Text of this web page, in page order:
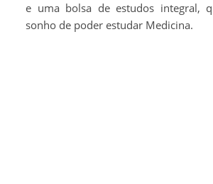
e uma bolsa de estudos integral,
sonho de poder estudar Medicina.